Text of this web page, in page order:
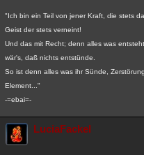
"Ich bin ein Teil von jener Kraft, die stets
Geist der stets verneint!
Und das mit Recht; denn alles was
wär's, daß nichts entstünde.
So ist denn alles was ihr Sünde,
Element..."
-=ebai=-
LuciaFackel